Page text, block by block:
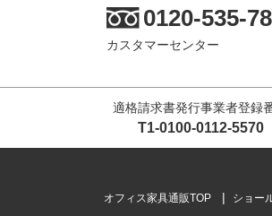
0120-535-
カスタマーセンター
適格請求書発行事業者登録
T1-0100-0112-5570
オフィス家具通販TOP ショー